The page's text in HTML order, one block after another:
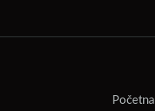
Početna